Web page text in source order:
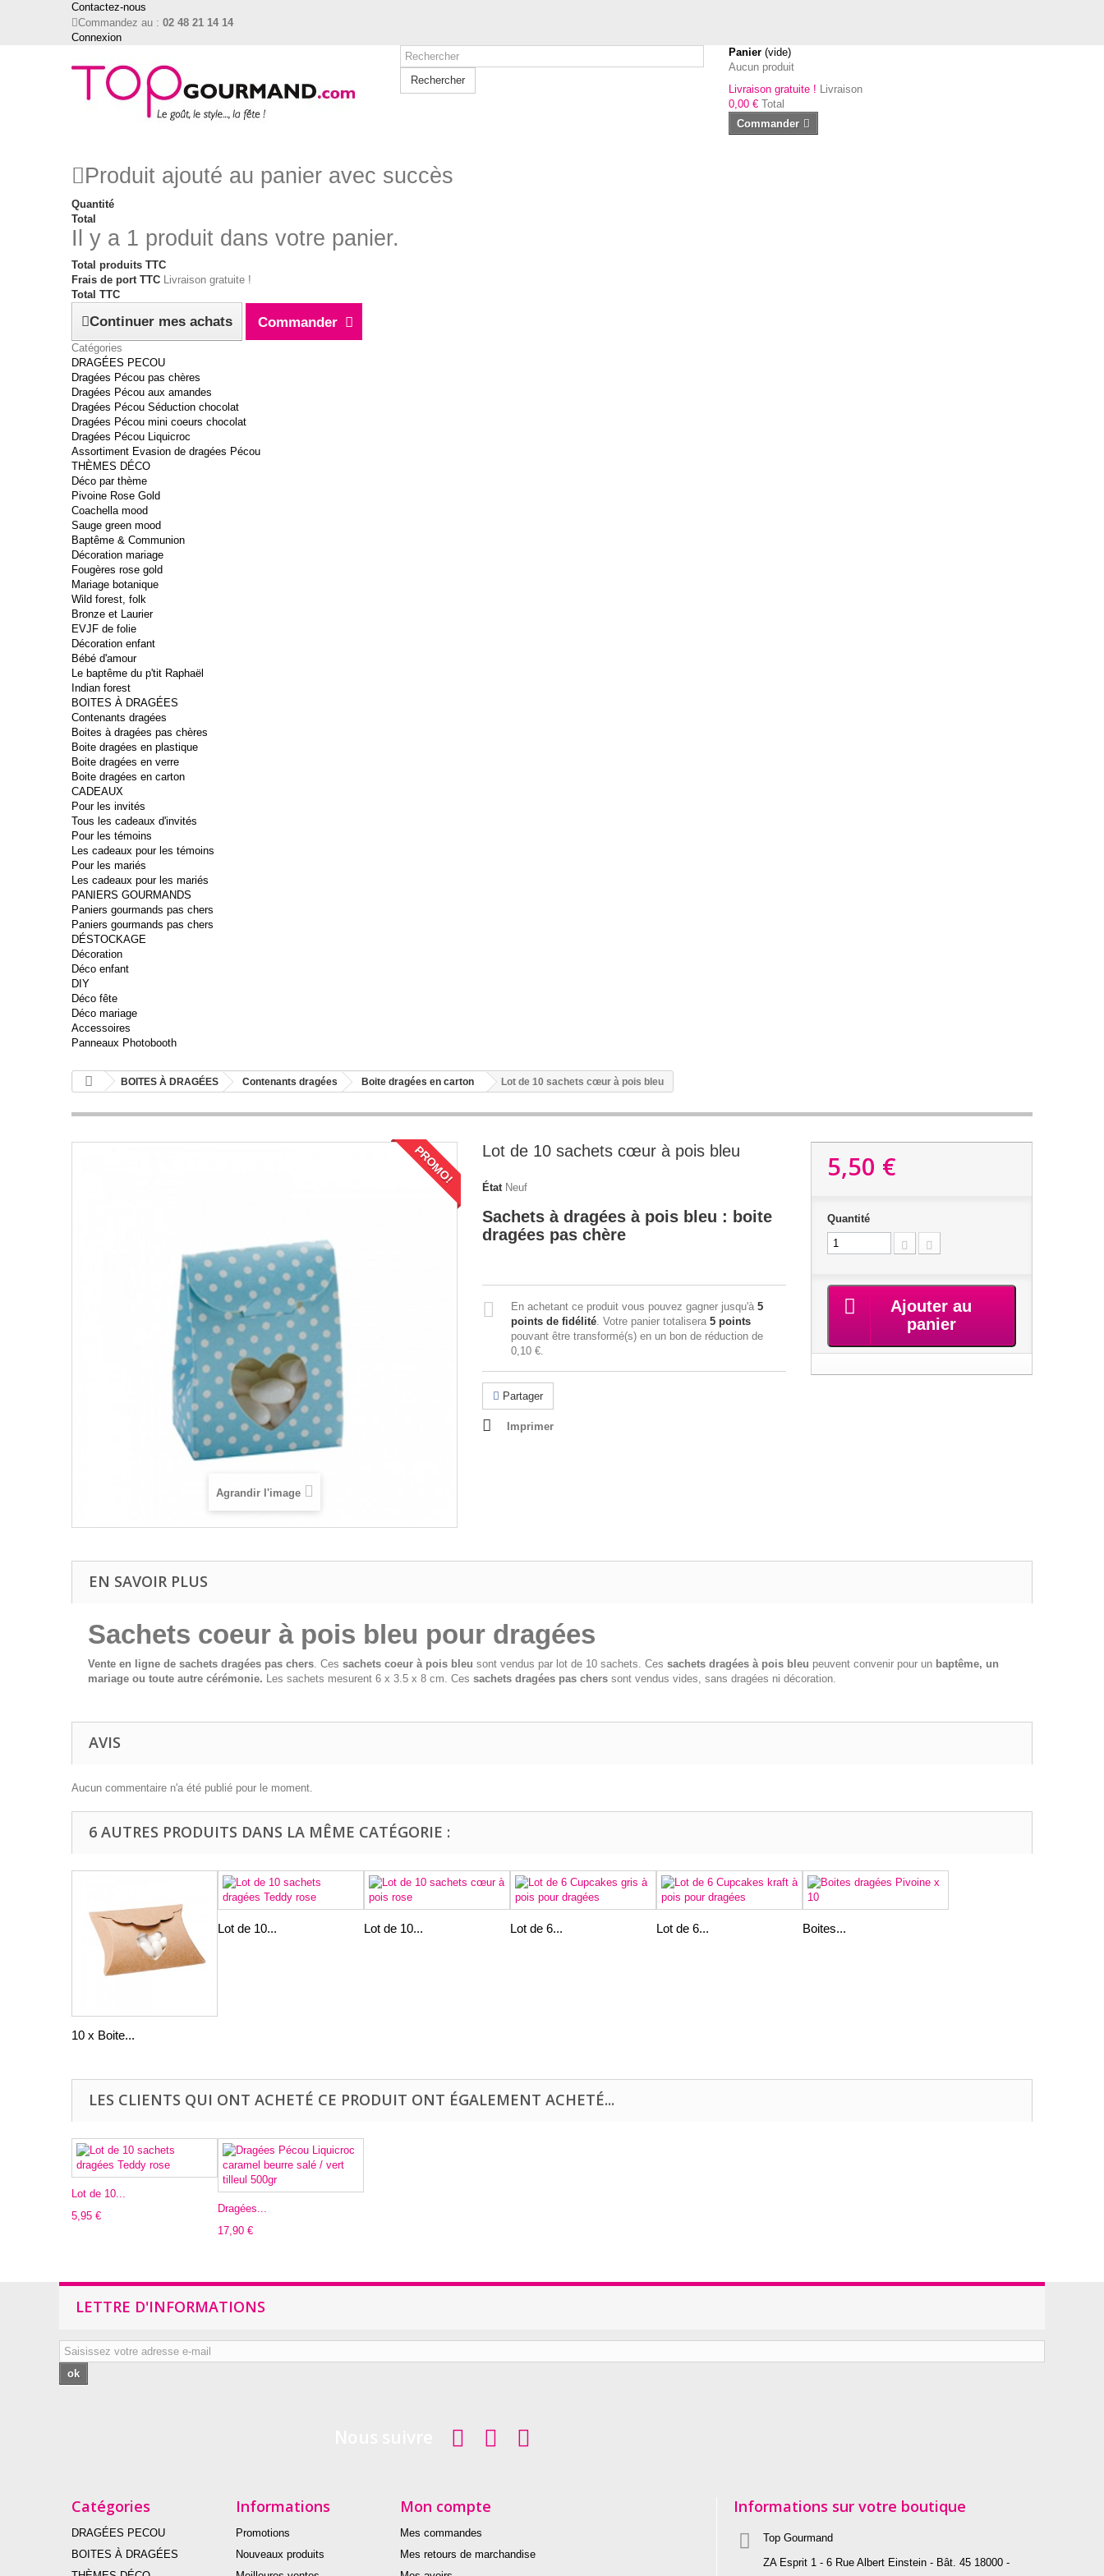
Contactez-nous
Commandez au : 02 48 21 14 14
Connexion
Rechercher
Panier (vide)
Aucun produit
Livraison gratuite ! Livraison
0,00 € Total
Commander
Produit ajouté au panier avec succès
Quantité
Total
Il y a 1 produit dans votre panier.
Total produits TTC
Frais de port TTC Livraison gratuite !
Total TTC
Continuer mes achats Commander
Catégories
DRAGÉES PECOU
Dragées Pécou pas chères
Dragées Pécou aux amandes
Dragées Pécou Séduction chocolat
Dragées Pécou mini coeurs chocolat
Dragées Pécou Liquicroc
Assortiment Evasion de dragées Pécou
THÈMES DÉCO
Déco par thème
Pivoine Rose Gold
Coachella mood
Sauge green mood
Baptême & Communion
Décoration mariage
Fougères rose gold
Mariage botanique
Wild forest, folk
Bronze et Laurier
EVJF de folie
Décoration enfant
Bébé d'amour
Le baptême du p'tit Raphaël
Indian forest
BOITES À DRAGÉES
Contenants dragées
Boites à dragées pas chères
Boite dragées en plastique
Boite dragées en verre
Boite dragées en carton
CADEAUX
Pour les invités
Tous les cadeaux d'invités
Pour les témoins
Les cadeaux pour les témoins
Pour les mariés
Les cadeaux pour les mariés
PANIERS GOURMANDS
Paniers gourmands pas chers
Paniers gourmands pas chers
DÉSTOCKAGE
Décoration
Déco enfant
DIY
Déco fête
Déco mariage
Accessoires
Panneaux Photobooth
BOITES À DRAGÉES Contenants dragées Boite dragées en carton Lot de 10 sachets cœur à pois bleu
PROMO!
Agrandir l'image
Lot de 10 sachets cœur à pois bleu
État Neuf
Sachets à dragées à pois bleu : boite
dragées pas chère
En achetant ce produit vous pouvez gagner jusqu'à 5
points de fidélité. Votre panier totalisera 5 points
pouvant être transformé(s) en un bon de réduction de
0,10 €.
Partager
Imprimer
5,50 €
Quantité
Ajouter au
panier
EN SAVOIR PLUS
Sachets coeur à pois bleu pour dragées
Vente en ligne de sachets dragées pas chers. Ces sachets coeur à pois bleu sont vendus par lot de 10 sachets. Ces sachets dragées à pois bleu peuvent convenir pour un baptême, un
mariage ou toute autre cérémonie. Les sachets mesurent 6 x 3.5 x 8 cm. Ces sachets dragées pas chers sont vendus vides, sans dragées ni décoration.
AVIS
Aucun commentaire n'a été publié pour le moment.
6 AUTRES PRODUITS DANS LA MÊME CATÉGORIE :
10 x Boite...
Lot de 10... Lot de 10... Lot de 6... Lot de 6... Boites...
LES CLIENTS QUI ONT ACHETÉ CE PRODUIT ONT ÉGALEMENT ACHETÉ...
Lot de 10...
5,95 €
Dragées...
17,90 €
LETTRE D'INFORMATIONS
ok
Catégories
DRAGÉES PECOU
BOITES À DRAGÉES
Informations
Promotions
Nouveaux produits
Mon compte
Mes commandes
Mes retours de marchandise
Informations sur votre boutique
Top Gourmand
ZA Esprit 1 - 6 Rue Albert Einstein - Bât. 45 18000 -